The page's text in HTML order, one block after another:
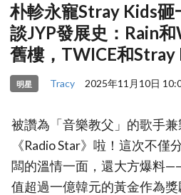
朴軫永寵Stray Kids砸
談JYP發展史：Rain
舊樓，TWICE和Stray
明星 Tracy 2025年11月10日
被讚為「音樂教父」的歌手
《Radio Star》啦！這次不僅
闆的溫情一面，還大方爆料
值超過一億韓元的黃金作為獎